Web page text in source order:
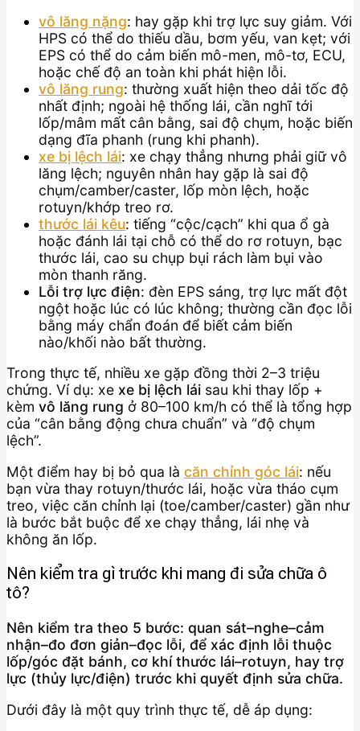
vô lăng nặng: hay gặp khi trợ lực suy giảm. Với
HPS có thể do thiếu dầu, bơm yếu, van kẹt; với
EPS có thể do cảm biến mô-men, mô-tơ, ECU,
hoặc chế độ an toàn khi phát hiện lỗi.
vô lăng rung: thường xuất hiện theo dải tốc độ
nhất định; ngoài hệ thống lái, cần nghĩ tới
lốp/mâm mất cân bằng, sai độ chụm, hoặc biến
dạng đĩa phanh (rung khi phanh).
xe bị lệch lái: xe chạy thẳng nhưng phải giữ vô
lăng lệch; nguyên nhân hay gặp là sai độ
chụm/camber/caster, lốp mòn lệch, hoặc
rotuyn/khớp treo rơ.
thước lái kêu: tiếng “cộc/cạch” khi qua ổ gà
hoặc đánh lái tại chỗ có thể do rơ rotuyn, bạc
thước lái, cao su chụp bụi rách làm bụi vào
mòn thanh răng.
Lỗi trợ lực điện: đèn EPS sáng, trợ lực mất đột
ngột hoặc lúc có lúc không; thường cần đọc lỗi
bằng máy chẩn đoán để biết cảm biến
nào/khối nào bất thường.
Trong thực tế, nhiều xe gặp đồng thời 2–3 triệu
chứng. Ví dụ: xe xe bị lệch lái sau khi thay lốp +
kèm vô lăng rung ở 80–100 km/h có thể là tổng hợp
của “cân bằng động chưa chuẩn” và “độ chụm
lệch”.
Một điểm hay bị bỏ qua là căn chỉnh góc lái: nếu
bạn vừa thay rotuyn/thước lái, hoặc vừa tháo cụm
treo, việc căn chỉnh lại (toe/camber/caster) gần như
là bước bắt buộc để xe chạy thẳng, lái nhẹ và
không ăn lốp.
Nên kiểm tra gì trước khi mang đi sửa chữa ô
tô?
Nên kiểm tra theo 5 bước: quan sát–nghe–cảm
nhận–đo đơn giản–đọc lỗi, để xác định lỗi thuộc
lốp/góc đặt bánh, cơ khí thước lái–rotuyn, hay trợ
lực (thủy lực/điện) trước khi quyết định sửa chữa.
Dưới đây là một quy trình thực tế, dễ áp dụng: